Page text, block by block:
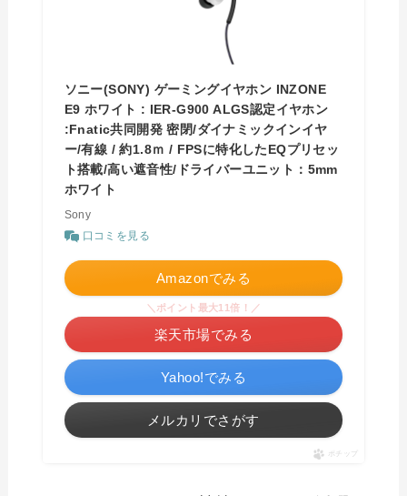
ソニー(SONY) ゲーミングイヤホン INZONE
E9 ホワイト : IER-G900 ALGS認定イヤホン
:Fnatic共同開発 密閉/ダイナミックインイヤ
ー/有線 / 約1.8ｍ / FPSに特化したEQプリセッ
ト搭載/高い遮音性/ドライバーユニット：5mm
ホワイト
Sony
口コミを見る
Amazonでみる
＼ポイント最大11倍！／
楽天市場でみる
Yahoo!でみる
メルカリでさがす
ポチップ